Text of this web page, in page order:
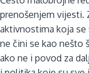
prenošenjem vijesti.
aktivnostima koja
ne čini se kao nešto
ako ne i povod za